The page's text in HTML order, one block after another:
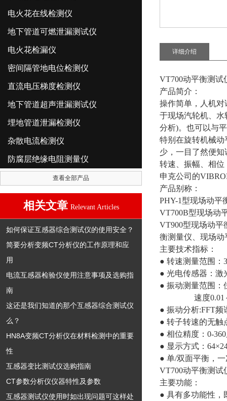
电火花在线检测仪
地下管道可燃泄漏测试仪
电火花检漏仪
密间隔管地电位检测仪
直流电压梯度检测仪
地下管道超声泄漏测试仪
埋地管道泄漏检测仪
杂散电流检测仪
防腐层绝缘电阻测量仪
查看全部产品
相关文章 Relevant Articles
如何保证互感器综合测试仪的使用安全？
简要分析变频CT分析仪的工作原理和应
用
电流互感器检验仪使用注意事项及选购指
南
这还是我们知道的那个互感器综合测试仪
么？
HN8A变频CT分析仪在材料检测中的重要
性
互感器变比测试仪选购指南
CT参数分析仪仪器特性及参数
互感器测试仪使用时如出现问题可这样处
详细介绍
VT700动平衡测试
产品简介：
操作简单，人机
于现场汽轮机、
分析)。也可以与
特别在旋转机械
少，一目了然便
转速、振幅、相
申克公司的
产品别称：
PHY-1型现场动平
VT700B型现场动
VT900型现场动平
衡测量仪、现场动
主要技术指标：
● 转速测量范围：
● 光电传感器：激
● 振动测量范围：
速度0.01～
● 振动分析:FFT频
● 转子转速的无触
● 相位精度：0-
● 显示方式：
● 单/双面平衡，
VT700动平衡测试
主要功能：
● 具有多功能性，